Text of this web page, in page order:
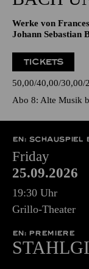
Werke von
Johann Sebastian
TICKETS
50,00 40,00 30,00
Abo 8: Alte Musik
EN: SCHAUSPIEL
Friday
25.09.2026
19:30 Uhr
Grillo-Theater
EN: PREMIERE